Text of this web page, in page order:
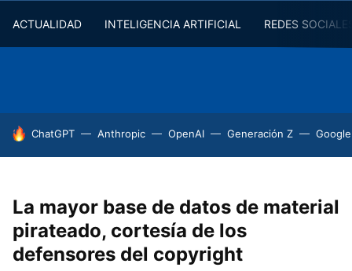
ACTUALIDAD INTELIGENCIA ARTIFICIAL REDES
HOY SE HABLA DE
ChatGPT Anthropic OpenAI Generación Z
La mayor base de datos de material
pirateado, cortesía de los
defensores del copyright